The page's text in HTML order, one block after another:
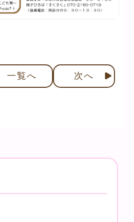
一覧へ 次へ